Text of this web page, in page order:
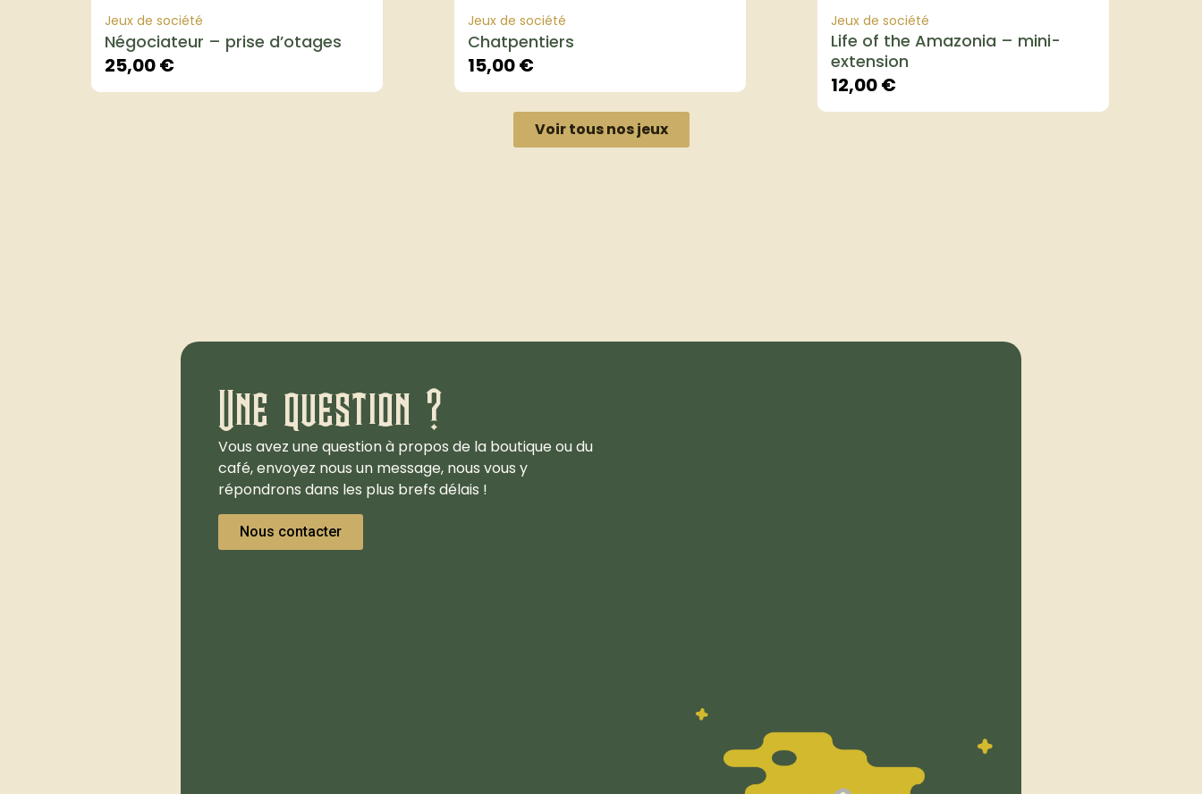
Jeux de société
Négociateur – prise d’otages
25,00€
Jeux de société
Chatpentiers
15,00€
Jeux de société
Life of the Amazonia – mini-
extension
12,00€
Voir tous nos jeux
Une question ?
Vous avez une question à propos de la boutique ou du
café, envoyez nous un message, nous vous y
répondrons dans les plus brefs délais !
Nous contacter